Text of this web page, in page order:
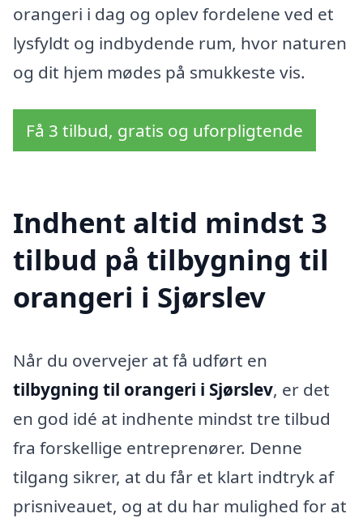
orangeri i dag og oplev fordelene ved et
lysfyldt og indbydende rum, hvor naturen
og dit hjem mødes på smukkeste vis.
Få 3 tilbud, gratis og uforpligtende
Indhent altid mindst 3
tilbud på tilbygning til
orangeri i Sjørslev
Når du overvejer at få udført en
tilbygning til orangeri i Sjørslev, er det
en god idé at indhente mindst tre tilbud
fra forskellige entreprenører. Denne
tilgang sikrer, at du får et klart indtryk af
prisniveauet, og at du har mulighed for at